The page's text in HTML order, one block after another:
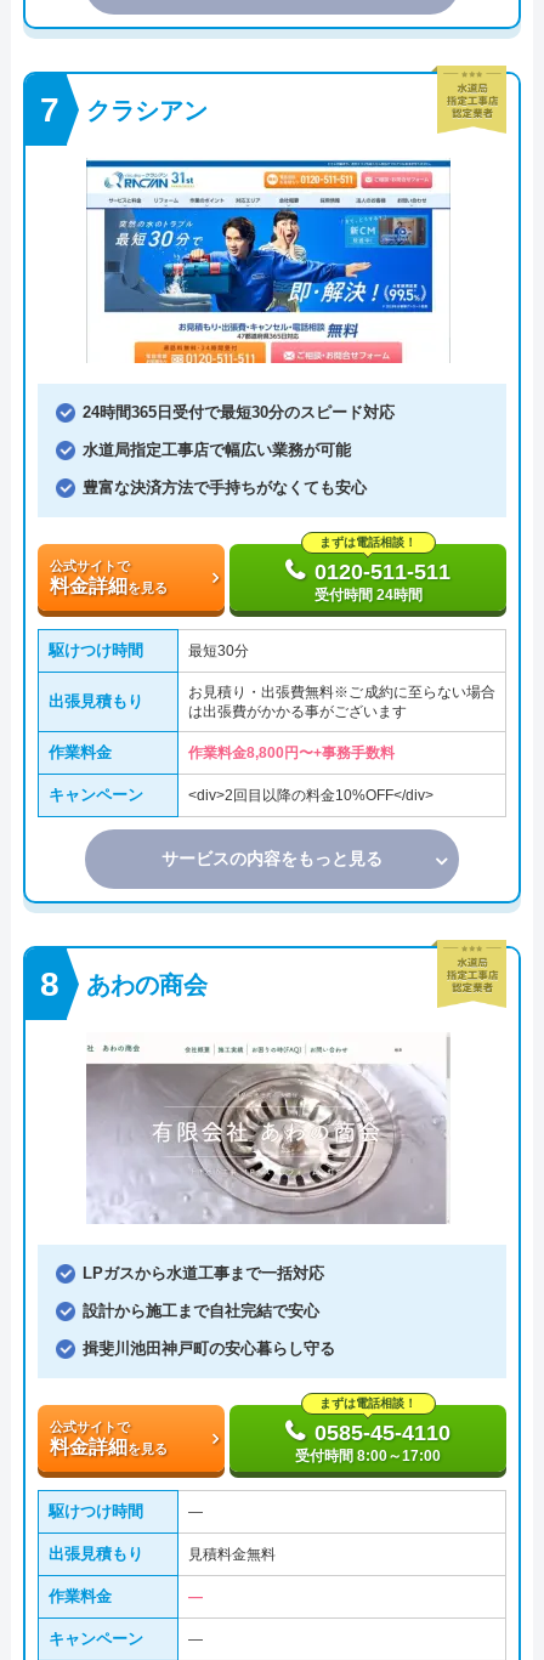
クラシアン
24時間365日受付で最短30分のスピード対応
水道局指定工事店で幅広い業務が可能
豊富な決済方法で手持ちがなくても安心
公式サイトで
料金詳細を見る
まずは電話相談！
0120-511-511
受付時間 24時間
駆けつけ時間 最短30分
出張見積もり
お見積り・出張費無料※ご成約に至らない場合
は出張費がかかる事がございます
作業料金 作業料金8,800円〜+事務手数料
キャンペーン <div>2回目以降の料金10%OFF</div>
サービスの内容をもっと見る
あわの商会
LPガスから水道工事まで一括対応
設計から施工まで自社完結で安心
揖斐川池田神戸町の安心暮らし守る
公式サイトで
料金詳細を見る
まずは電話相談！
0585-45-4110
受付時間 8:00～17:00
駆けつけ時間 ―
出張見積もり 見積料金無料
作業料金 ―
キャンペーン ―